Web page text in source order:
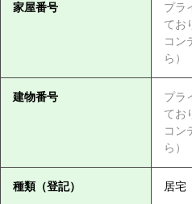
家屋番号
プラ
てお
コン
ら）
建物番号
プラ
てお
コン
ら）
種類（登記） 居宅